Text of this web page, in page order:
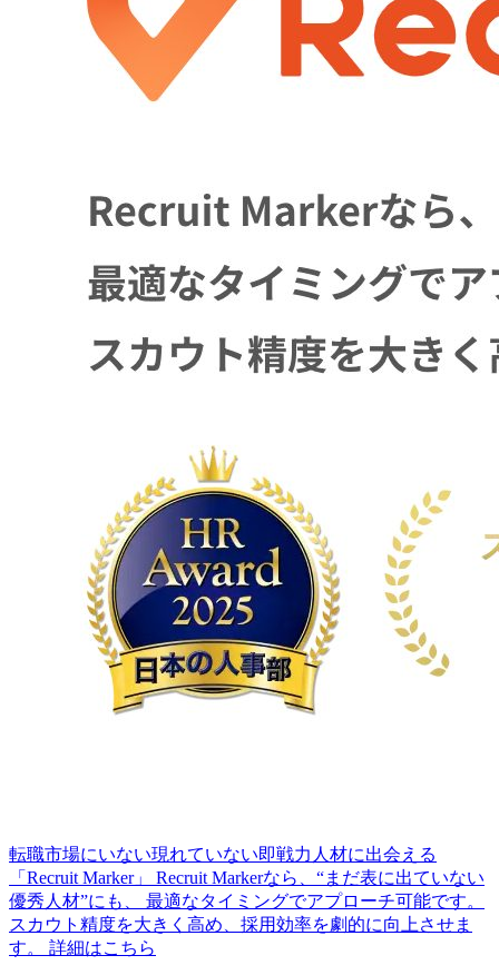
転職市場にいない現れていない即戦力人材に出会える
「Recruit Marker」
Recruit Markerなら、“まだ表に出ていない
優秀人材”にも、 最適なタイミングでアプローチ可能です。
スカウト精度を大きく高め、採用効率を劇的に向上させま
す。
詳細はこちら